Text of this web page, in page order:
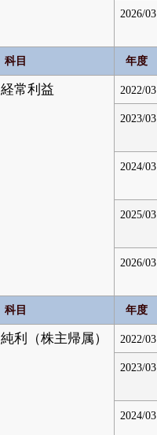
2026/03
科目 年度
経常利益 2022/03
2023/03
2024/03
2025/03
2026/03
科目 年度
純利（株主帰属） 2022/03
2023/03
2024/03